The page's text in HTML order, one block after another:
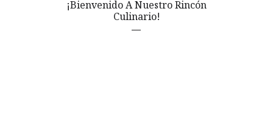
¡Bienvenido A Nuestro Rincón
Culinario!